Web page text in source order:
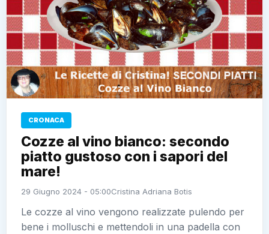
CRONACA
Cozze al vino bianco: secondo
piatto gustoso con i sapori del
mare!
29 Giugno 2024 - 05:00Cristina Adriana Botis
Le cozze al vino vengono realizzate pulendo per
bene i molluschi e mettendoli in una padella con